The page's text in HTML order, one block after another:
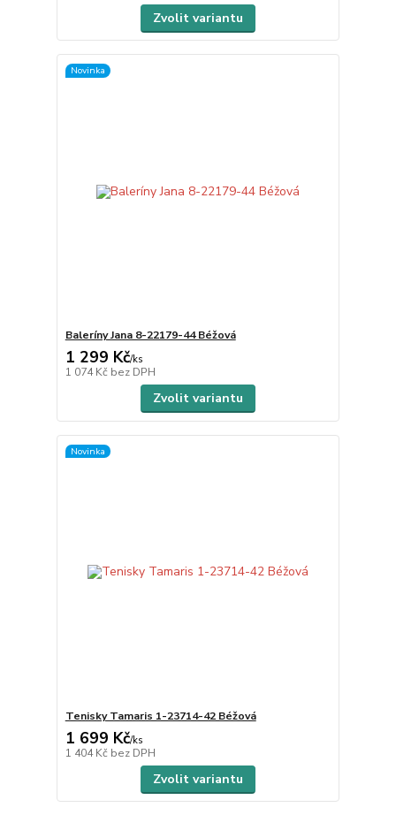
Zvolit variantu
Novinka
Baleríny Jana 8-22179-44 Béžová
1 299 Kč/ks
1 074 Kč bez DPH
Zvolit variantu
Novinka
Tenisky Tamaris 1-23714-42 Béžová
1 699 Kč/ks
1 404 Kč bez DPH
Zvolit variantu